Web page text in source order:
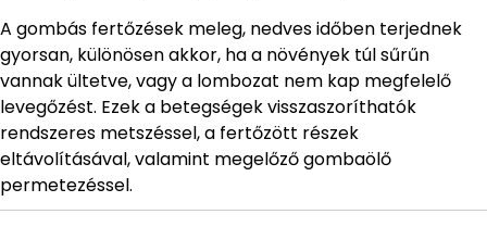
A gombás fertőzések meleg, nedves időben terjednek
gyorsan, különösen akkor, ha a növények túl sűrűn
vannak ültetve, vagy a lombozat nem kap megfelelő
levegőzést. Ezek a betegségek visszaszoríthatók
rendszeres metszéssel, a fertőzött részek
eltávolításával, valamint megelőző gombaölő
permetezéssel.